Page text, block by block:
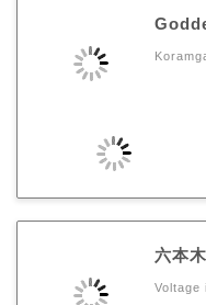
六本
Voltage